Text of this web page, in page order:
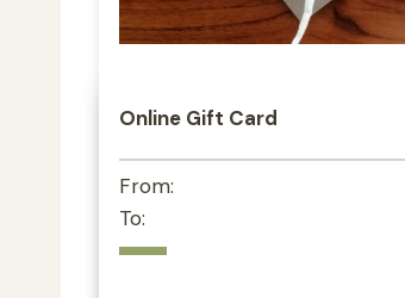
Online Gift Card
From:
To: